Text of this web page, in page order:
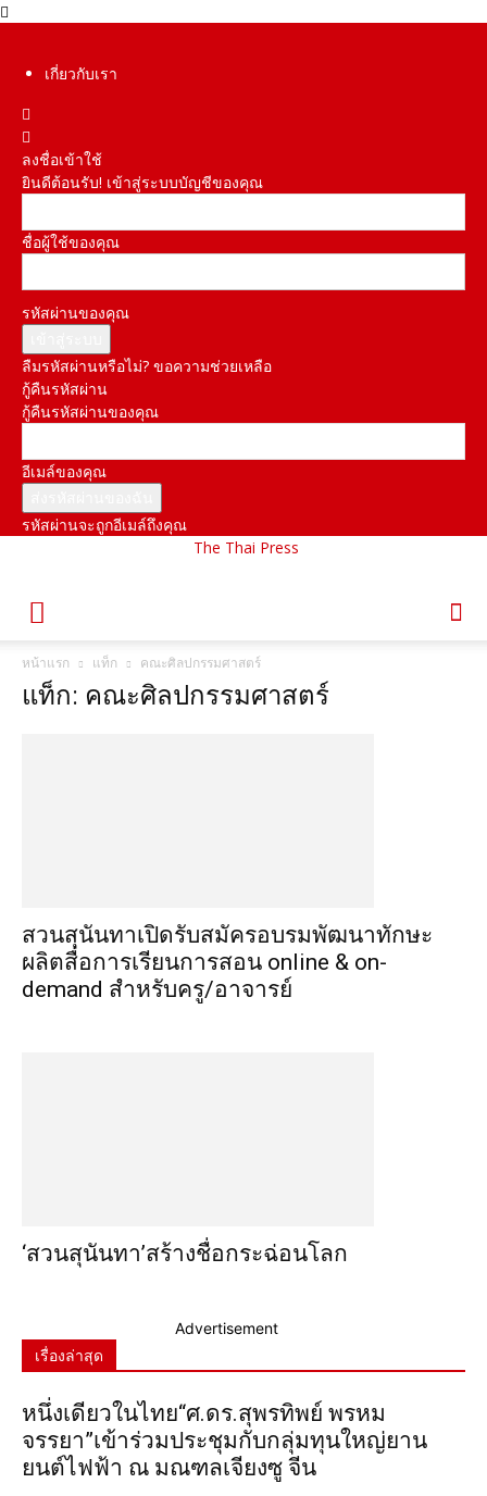
เกี่ยวกับเรา
ลงชื่อเข้าใช้
ยินดีต้อนรับ! เข้าสู่ระบบบัญชีของคุณ
ชื่อผู้ใช้ของคุณ
รหัสผ่านของคุณ
ลืมรหัสผ่านหรือไม่? ขอความช่วยเหลือ
กู้คืนรหัสผ่าน
กู้คืนรหัสผ่านของคุณ
อีเมล์ของคุณ
รหัสผ่านจะถูกอีเมล์ถึงคุณ
The Thai Press
หน้าแรก แท็ก คณะศิลปกรรมศาสตร์
แท็ก: คณะศิลปกรรมศาสตร์
สวนสุนันทาเปิดรับสมัครอบรมพัฒนาทักษะ
ผลิตสื่อการเรียนการสอน online & on-
demand สำหรับครู/อาจารย์
‘สวนสุนันทา’สร้างชื่อกระฉ่อนโลก
Advertisement
เรื่องล่าสุด
หนึ่งเดียวในไทย“ศ.ดร.สุพรทิพย์ พรหม
จรรยา”เข้าร่วมประชุมกับกลุ่มทุนใหญ่ยาน
ยนต์ไฟฟ้า ณ มณฑลเจียงซู จีน